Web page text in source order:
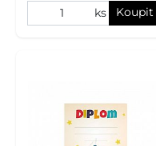
ks Koupit